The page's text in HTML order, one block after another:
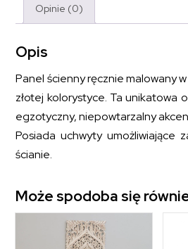
Opinie (0)
Opis
Panel ścienny ręcznie malowany
złotej kolorystyce. Ta unikatowa
egzotyczny, niepowtarzalny
Posiada uchwyty umożliwiające
ścianie.
Może spodoba się